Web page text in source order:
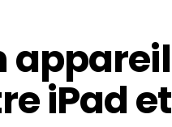
appareil
iPad et